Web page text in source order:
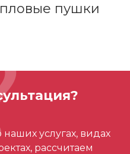
пушки
услугах, видах
рассчитаем